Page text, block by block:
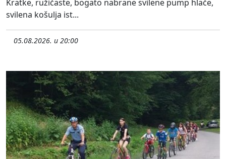
Kratke, ružičaste, bogato nabrane svilene pump hlače,
svilena košulja ist...
05.08.2026. u 20:00